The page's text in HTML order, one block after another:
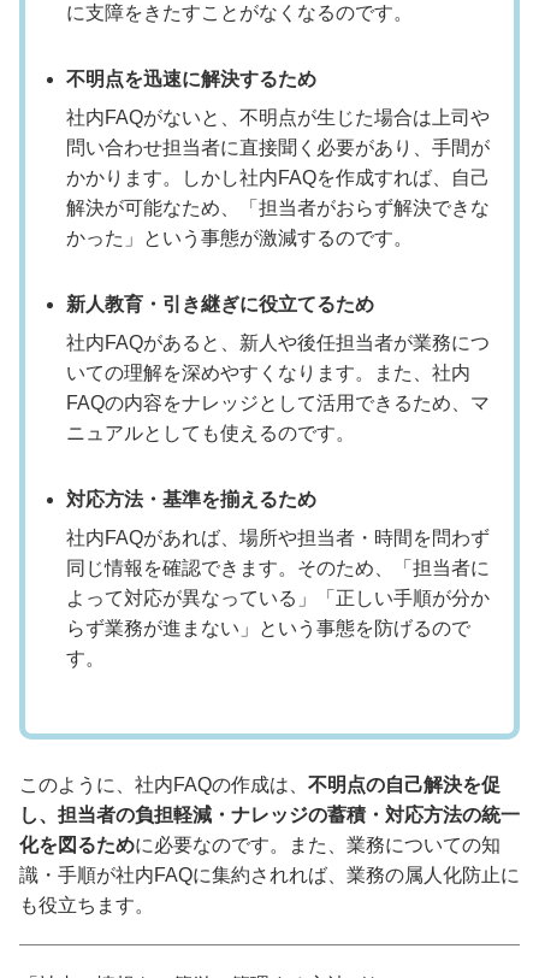
に支障をきたすことがなくなるのです。
不明点を迅速に解決するため
社内FAQがないと、不明点が生じた場合は上司や
問い合わせ担当者に直接聞く必要があり、手間が
かかります。しかし社内FAQを作成すれば、自己
解決が可能なため、「担当者がおらず解決できな
かった」という事態が激減するのです。
新人教育・引き継ぎに役立てるため
社内FAQがあると、新人や後任担当者が業務につ
いての理解を深めやすくなります。また、社内
FAQの内容をナレッジとして活用できるため、マ
ニュアルとしても使えるのです。
対応方法・基準を揃えるため
社内FAQがあれば、場所や担当者・時間を問わず
同じ情報を確認できます。そのため、「担当者に
よって対応が異なっている」「正しい手順が分か
らず業務が進まない」という事態を防げるので
す。
このように、社内FAQの作成は、 不明点の自己解決を促
し、担当者の負担軽減・ナレッジの蓄積・対応方法の統一
化を図るために必要なのです。また、業務についての知
識・手順が社内FAQに集約されれば、業務の属人化防止に
も役立ちます。